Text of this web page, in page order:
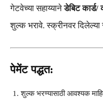
गेटवेच्या सहाय्यानेडेबिट
शुल्क भरावे. स्क्रीनवर
पेमेंट पद्धत:
शुल्क भरण्यासाठी आवश्यक